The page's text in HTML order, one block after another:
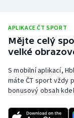
APLIKACE ČT SPORT
Mějte celý
velké
S mobilní aplikací,
máte ČT sport vždy
bonusový obsah